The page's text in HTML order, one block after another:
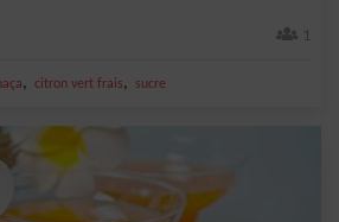
1
, citron vert frais, sucre